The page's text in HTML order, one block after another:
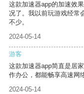
这款加速器app的加速效
况了。我以前玩游戏经常
不少。
2024-05-14
游客
这款加速器app简直是居
作办公，都能畅享高速网
2024-05-14